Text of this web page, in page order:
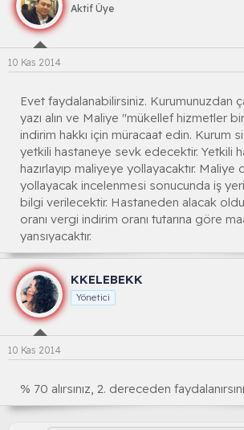
Aktif Üye
10 Kas 2014
Evet faydalanabilirsiniz. Kurumunuzdan
yazı alın ve Maliye ''mükellef hizmetler
indirim hakkı için müracaat edin. Kurum
yetkili hastaneye sevk edecektir. Yetkili
hazırlayıp maliyeye yollayacaktır. Maliye
yollayacak incelenmesi sonucunda iş
bilgi verilecektir. Hastaneden alacak
oranı vergi indirim oranı tutarına göre
yansıyacaktır.
KKELEBEKK
Yönetici
10 Kas 2014
% 70 alırsınız, 2. dereceden